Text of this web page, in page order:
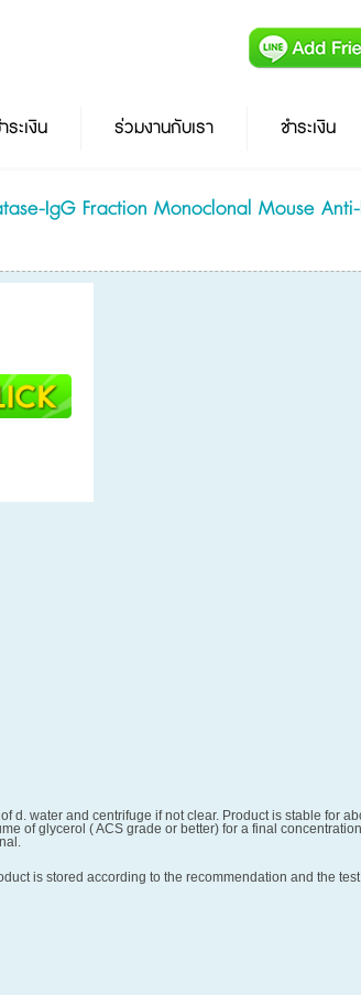
ะเงิน ร่วมงานกับเรา ชำระเงิน
IgG Fraction Monoclonal Mouse Anti-
water and centrifuge if not clear. Product is stable for
of glycerol ( ACS grade or better) for a final
is stored according to the recommendation and the